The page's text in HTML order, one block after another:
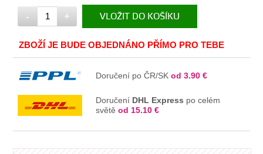
- + VLOŽIT DO KOŠÍKU
V KOŠÍKU
ZBOŽÍ JE BUDE OBJEDNÁNO PŘÍMO PRO TEBE
Doručení po ČR/SKod 3.90 €
Doručení DHL Express po celém
světěod 15.10 €